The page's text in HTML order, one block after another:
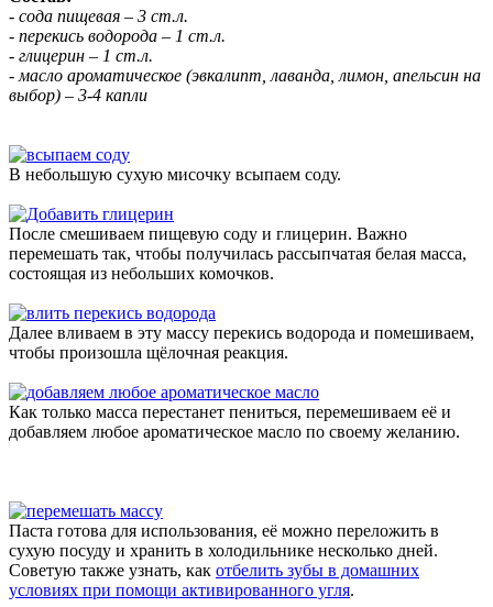
- сода пищевая – 3 ст.л.
- перекись водорода – 1 ст.л.
- глицерин – 1 ст.л.
- масло ароматическое (эвкалипт, лаванда, лимон, апельсин на
выбор) – 3-4 капли
В небольшую сухую мисочку всыпаем соду.
После смешиваем пищевую соду и глицерин. Важно
перемешать так, чтобы получилась рассыпчатая белая масса,
состоящая из небольших комочков.
Далее вливаем в эту массу перекись водорода и помешиваем,
чтобы произошла щёлочная реакция.
Как только масса перестанет пениться, перемешиваем её и
добавляем любое ароматическое масло по своему желанию.
Паста готова для использования, её можно переложить в
сухую посуду и хранить в холодильнике несколько дней.
Советую также узнать, как отбелить зубы в домашних
условиях при помощи активированного угля.